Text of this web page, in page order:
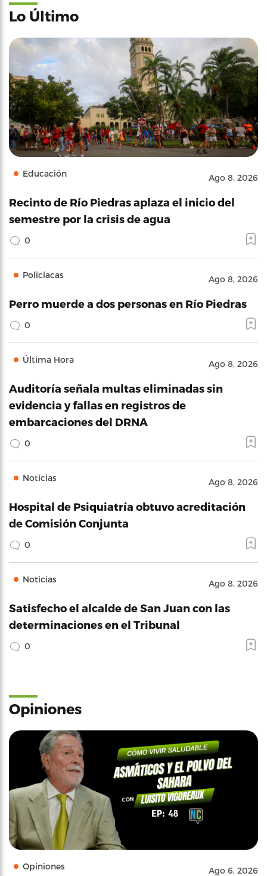
Lo Último
Educación Ago 8, 2026
Recinto de Río Piedras aplaza el inicio del
semestre por la crisis de agua
0
Policíacas Ago 8, 2026
Perro muerde a dos personas en Río Piedras
0
Última Hora Ago 8, 2026
Auditoría señala multas eliminadas sin
evidencia y fallas en registros de
embarcaciones del DRNA
0
Noticias Ago 8, 2026
Hospital de Psiquiatría obtuvo acreditación
de Comisión Conjunta
0
Noticias Ago 8, 2026
Satisfecho el alcalde de San Juan con las
determinaciones en el Tribunal
0
Opiniones
Opiniones Ago 6, 2026